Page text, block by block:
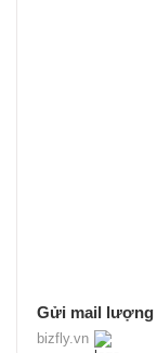
Gửi mail lượng
bizfly.vn